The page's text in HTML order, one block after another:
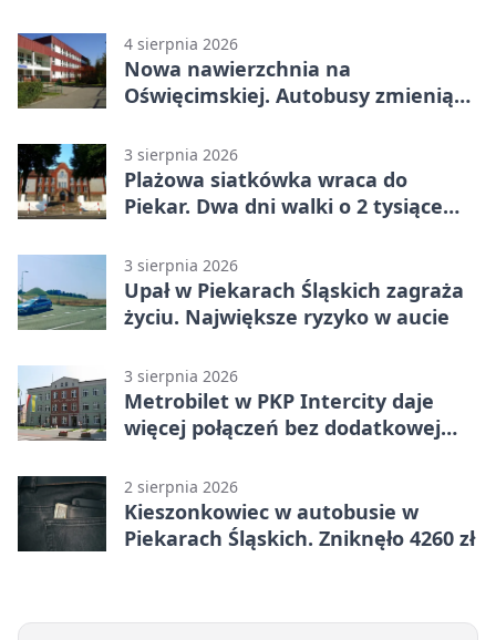
4 sierpnia 2026
Nowa nawierzchnia na
Oświęcimskiej. Autobusy zmienią
3 sierpnia 2026
Plażowa siatkówka wraca do
Piekar. Dwa dni walki o 2 tysiące
3 sierpnia 2026
Upał w Piekarach Śląskich zagraża
życiu. Największe ryzyko w aucie
3 sierpnia 2026
Metrobilet w PKP Intercity daje
więcej połączeń bez dodatkowej
2 sierpnia 2026
Kieszonkowiec w autobusie w
Piekarach Śląskich. Zniknęło 4260 zł